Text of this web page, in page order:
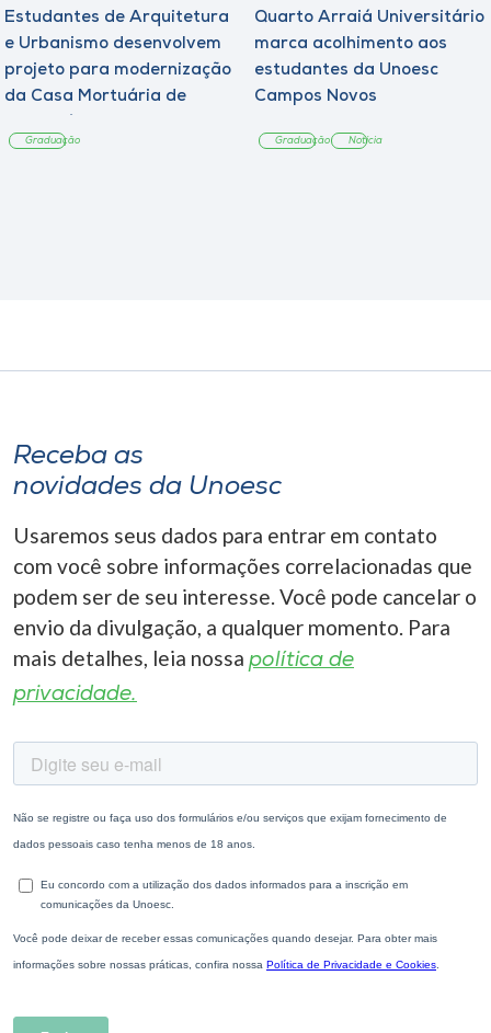
Estudantes de Arquitetura
e Urbanismo desenvolvem
projeto para modernização
da Casa Mortuária de
Graduação
Quarto Arraiá Universitário
marca acolhimento aos
estudantes da Unoesc
Campos Novos
Graduação Notícia
Receba as
novidades da Unoesc
Usaremos seus dados para entrar em contato
com você sobre informações correlacionadas que
podem ser de seu interesse. Você pode cancelar o
envio da divulgação, a qualquer momento. Para
mais detalhes, leia nossa política de
privacidade.